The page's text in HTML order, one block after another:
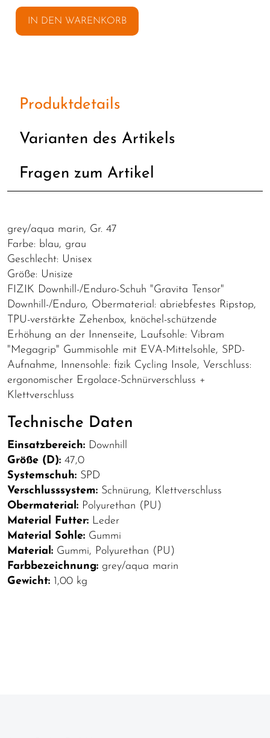
IN DEN WARENKORB
Produktdetails
Varianten des Artikels
Fragen zum Artikel
grey/aqua marin, Gr. 47
Farbe: blau, grau
Geschlecht: Unisex
Größe: Unisize
FIZIK Downhill-/Enduro-Schuh "Gravita Tensor"
Downhill-/Enduro, Obermaterial: abriebfestes Ripstop,
TPU-verstärkte Zehenbox, knöchel-schützende
Erhöhung an der Innenseite, Laufsohle: Vibram
"Megagrip" Gummisohle mit EVA-Mittelsohle, SPD-
Aufnahme, Innensohle: fizik Cycling Insole, Verschluss:
ergonomischer Ergolace-Schnürverschluss +
Klettverschluss
Technische Daten
Einsatzbereich: Downhill
Größe (D): 47,0
Systemschuh: SPD
Verschlusssystem: Schnürung, Klettverschluss
Obermaterial: Polyurethan (PU)
Material Futter: Leder
Material Sohle: Gummi
Material: Gummi, Polyurethan (PU)
Farbbezeichnung: grey/aqua marin
Gewicht: 1,00 kg